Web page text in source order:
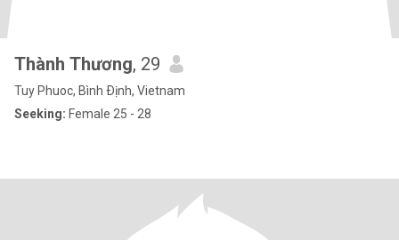
Thành Thương, 29
Tuy Phuoc, Bình Ðịnh, Vietnam
Seeking: Female 25 - 28